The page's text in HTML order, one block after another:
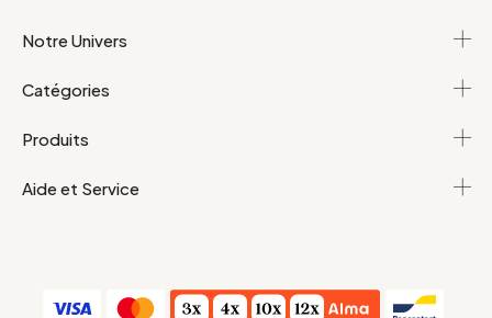
Notre Univers
Catégories
Produits
Aide et Service